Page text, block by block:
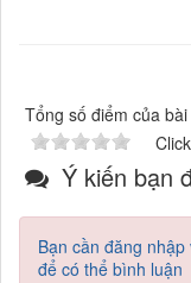
Tổng số điểm của
Ý kiến bạn
Bạn cần đăng
để có thể bình luận